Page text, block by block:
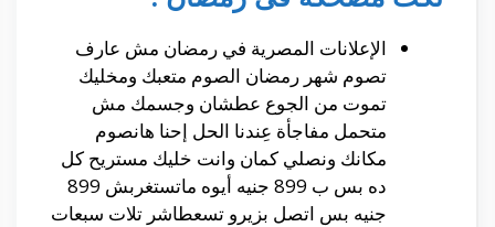
الإعلانات المصرية في رمضان مش عارف
تصوم شهر رمضان الصوم متعبك ومخليك
تموت من الجوع عطشان وجسمك مش
متحمل مفاجأة عِندنا الحل إحنا هانصوم
مكانك ونصلي كمان وانت خليك مستريح كل
ده بس ب 899 جنيه أيوه ماتستغربش 899
جنيه بس اتصل بزيرو تسعطاشر تلات سبعات